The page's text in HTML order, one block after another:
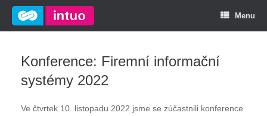
Menu
Konference: Firemní informační
systémy 2022
Ve čtvrtek 10. listopadu 2022 jsme se zúčastnili konference